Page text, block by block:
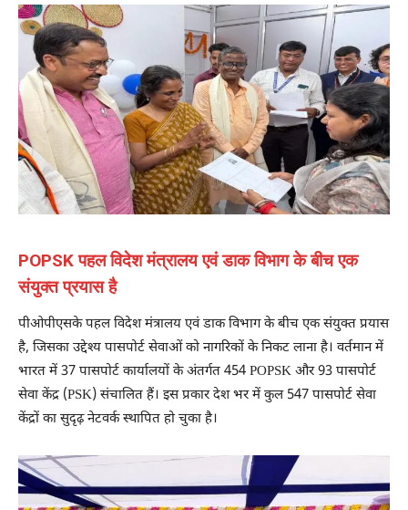
POPSK पहल विदेश मंत्रालय एवं डाक विभाग के बीच एक
संयुक्त प्रयास है
पीओपीएसके पहल विदेश मंत्रालय एवं डाक विभाग के बीच एक संयुक्त प्रयास
है, जिसका उद्देश्य पासपोर्ट सेवाओं को नागरिकों के निकट लाना है। वर्तमान में
भारत में 37 पासपोर्ट कार्यालयों के अंतर्गत 454 POPSK और 93 पासपोर्ट
सेवा केंद्र (PSK) संचालित हैं। इस प्रकार देश भर में कुल 547 पासपोर्ट सेवा
केंद्रों का सुदृढ़ नेटवर्क स्थापित हो चुका है।